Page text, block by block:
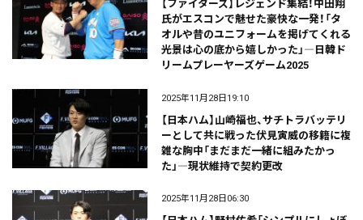
【ファイターズ】レジェンド集結！中田翔
氏がエスコンで魅せた豪快な一発！「タ
オルや昔のユニフォームを掲げてくれる
光景は心の底から嬉しかった」―日韓ド
リームプレーヤーズゲーム2025
2025年11月28日19:10
【日本ハム】山崎福也、サチトラバッテリ
ーとして共に戦った伏見寅威の移籍に複
雑な胸中「まだまだ一緒に組みたかっ
た」―現状維持で契約更改
2025年11月28日06:30